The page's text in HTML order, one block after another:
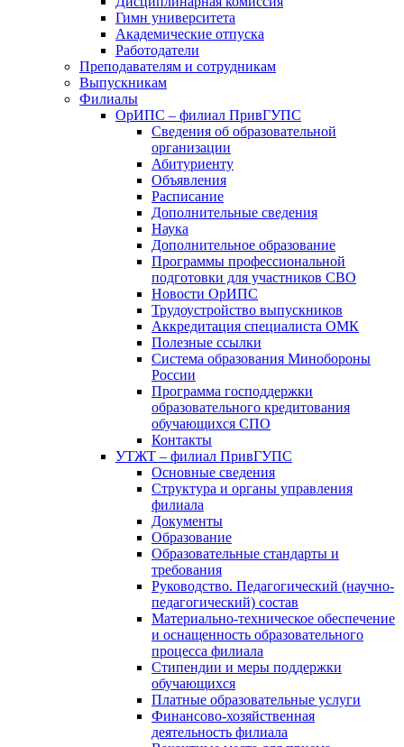
Гимн университета
Академические отпуска
Работодатели
Преподавателям и сотрудникам
Выпускникам
Филиалы
ОрИПС – филиал ПривГУПС
Сведения об образовательной
организации
Абитуриенту
Объявления
Расписание
Дополнительные сведения
Наука
Дополнительное образование
Программы профессиональной
подготовки для участников СВО
Новости ОрИПС
Трудоустройство выпускников
Аккредитация специалиста ОМК
Полезные ссылки
Система образования Минобороны
России
Программа господдержки
образовательного кредитования
обучающихся СПО
Контакты
УТЖТ – филиал ПривГУПС
Основные сведения
Структура и органы управления
филиала
Документы
Образование
Образовательные стандарты и
требования
Руководство. Педагогический (научно-
педагогический) состав
Материально-техническое обеспечение
и оснащенность образовательного
процесса филиала
Стипендии и меры поддержки
обучающихся
Платные образовательные услуги
Финансово-хозяйственная
деятельность филиала